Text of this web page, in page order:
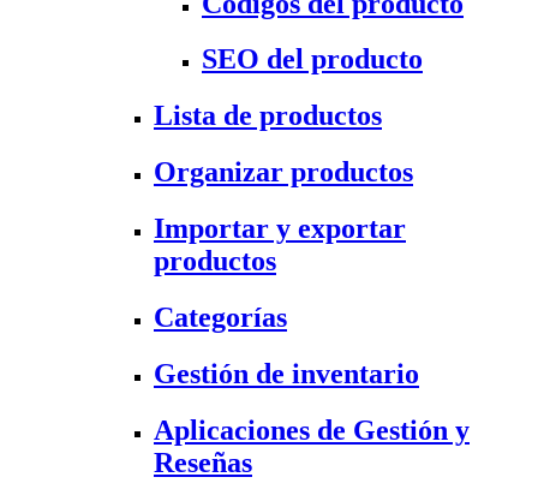
SEO del producto
Lista de productos
Organizar productos
Importar y exportar
productos
Categorías
Gestión de inventario
Aplicaciones de Gestión y
Reseñas